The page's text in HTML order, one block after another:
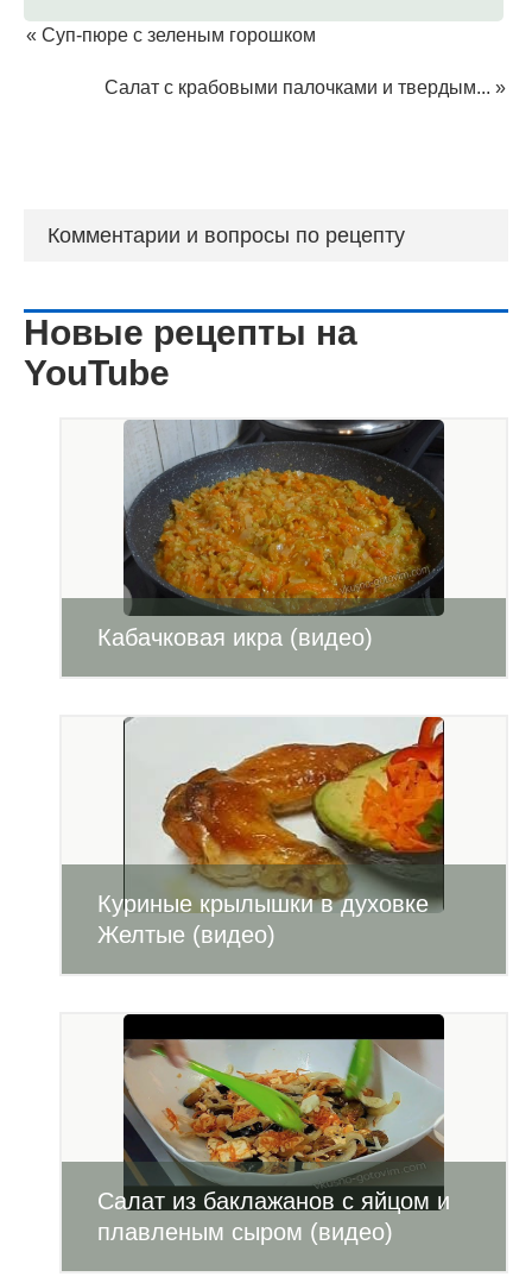
« Суп-пюре с зеленым горошком
Салат с крабовыми палочками и твердым... »
Комментарии и вопросы по рецепту
Новые рецепты на
YouTube
Кабачковая икра (видео)
Куриные крылышки в духовке
Желтые (видео)
Салат из баклажанов с яйцом и
плавленым сыром (видео)